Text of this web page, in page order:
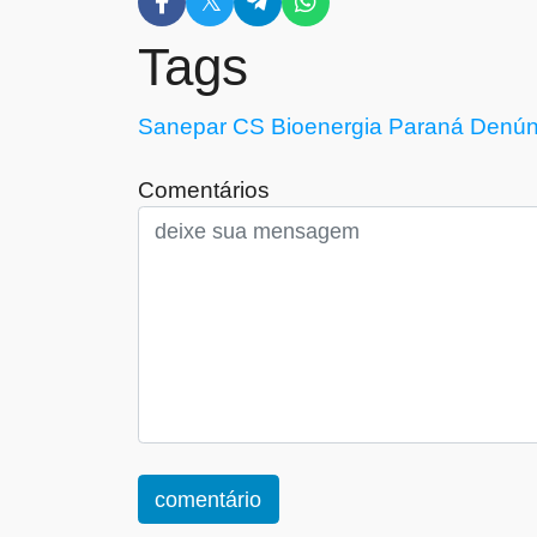
Tags
Sanepar CS Bioenergia Paraná
Comentários
comentário